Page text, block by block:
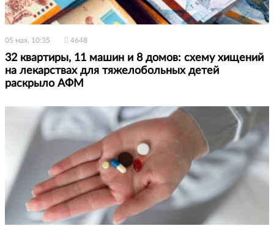
05 мая, 10:35 4648
32 квартиры, 11 машин и 8 домов: схему хищений
на лекарствах для тяжелобольных детей
раскрыло АФМ